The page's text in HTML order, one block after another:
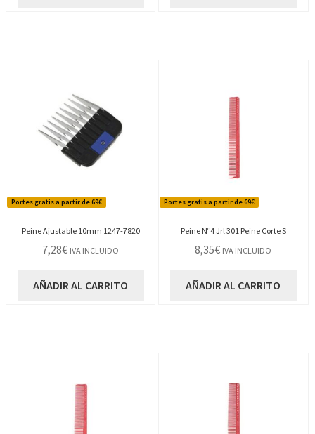
Portes gratis a partir de 69€
Peine Ajustable 10mm 1247-7820
7,28€ IVA INCLUIDO
AÑADIR AL CARRITO
Portes gratis a partir de 69€
Peine Nº4 Jrl 301 Peine Corte S
8,35€ IVA INCLUIDO
AÑADIR AL CARRITO